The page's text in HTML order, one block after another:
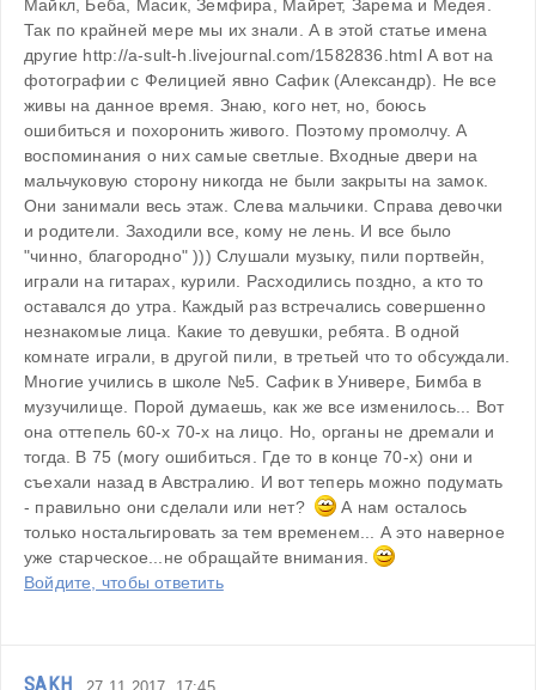
Майкл, Беба, Масик, Земфира, Майрет, Зарема и Медея.
Так по крайней мере мы их знали. А в этой статье имена
другие http://a-sult-h.livejournal.com/1582836.html А вот на
фотографии с Фелицией явно Сафик (Александр). Не все
живы на данное время. Знаю, кого нет, но, боюсь
ошибиться и похоронить живого. Поэтому промолчу. А
воспоминания о них самые светлые. Входные двери на
мальчуковую сторону никогда не были закрыты на замок.
Они занимали весь этаж. Слева мальчики. Справа девочки
и родители. Заходили все, кому не лень. И все было
"чинно, благородно" ))) Слушали музыку, пили портвейн,
играли на гитарах, курили. Расходились поздно, а кто то
оставался до утра. Каждый раз встречались совершенно
незнакомые лица. Какие то девушки, ребята. В одной
комнате играли, в другой пили, в третьей что то обсуждали.
Многие учились в школе №5. Сафик в Универе, Бимба в
музучилище. Порой думаешь, как же все изменилось... Вот
она оттепель 60-х 70-х на лицо. Но, органы не дремали и
тогда. В 75 (могу ошибиться. Где то в конце 70-х) они и
съехали назад в Австралию. И вот теперь можно подумать
- правильно они сделали или нет?
А нам осталось
только ностальгировать за тем временем... А это наверное
уже старческое...не обращайте внимания.
Войдите, чтобы ответить
SAKH